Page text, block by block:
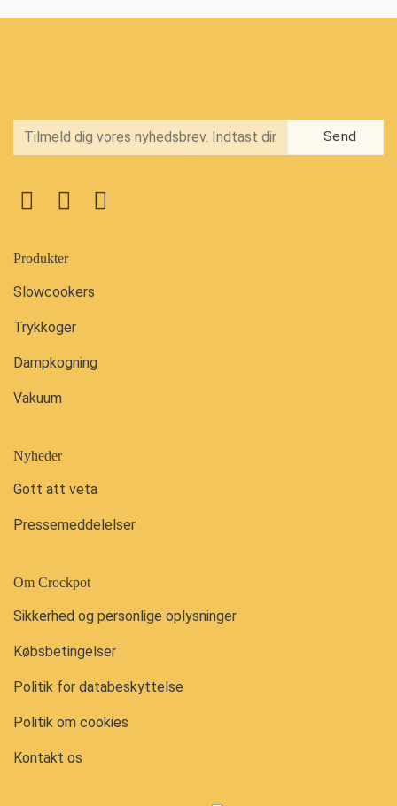
Produkter
Slowcookers
Trykkoger
Dampkogning
Vakuum
Nyheder
Gott att veta
Pressemeddelelser
Om Crockpot
Sikkerhed og personlige oplysninger
Købsbetingelser
Politik for databeskyttelse
Politik om cookies
Kontakt os